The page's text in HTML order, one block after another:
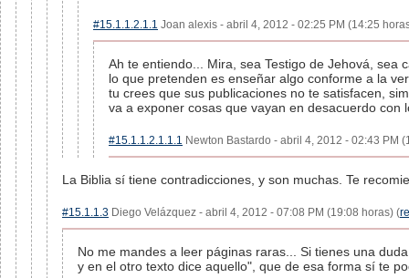
#15.1.1.2.1.1 Joan alexis - abril 4, 2012 - 02:25 PM (14:25
Ah te entiendo... Mira, sea Testigo de Jehová, sea
lo que pretenden es enseñar algo conforme a la
tu crees que sus publicaciones no te satisfacen,
va a exponer cosas que vayan en desacuerdo
#15.1.1.2.1.1.1 Newton Bastardo - abril 4, 2012 - 02:43 PM
La Biblia sí tiene contradicciones, y son muchas. Te
#15.1.1.3 Diego Velázquez - abril 4, 2012 - 07:08 PM (19:08 horas) (
No me mandes a leer páginas raras... Si tienes una
y en el otro texto dice aquello", que de esa forma sí te